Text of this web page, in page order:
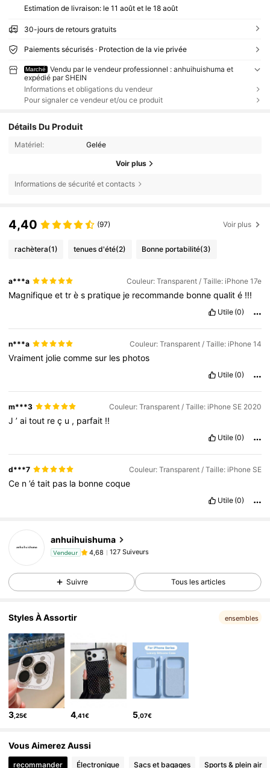
Estimation de livraison: le 11 août et le 18 août
30-jours de retours gratuits
Paiements sécurisés · Protection de la vie privée
Marché
Vendu par le vendeur professionnel : anhuihuishuma et
expédié par SHEIN
Informations et obligations du vendeur
Pour signaler ce vendeur et/ou ce produit
Détails Du Produit
Matériel: Gelée
Voir plus
Informations de sécurité et contacts
4,40 (97) Voir plus
rachètera(1) tenues d'été(2) Bonne portabilité(3)
a***a Couleur: Transparent / Taille: iPhone 17e
Magnifiqueettrès pratique je recommande bonnequalité !!!
Utile (0)
n***a Couleur: Transparent / Taille: iPhone 14
Vraiment joliecommesur les photos
Utile (0)
m***3 Couleur: Transparent / Taille: iPhone SE 2020
J’aitout reç u , parfait !!
Utile (0)
d***7 Couleur: Transparent / Taille: iPhone SE
Ce n’était pas la bonnecoque
Utile (0)
anhuihuishuma
Vendeur 4,68
127 Suiveurs
Suivre Tous les articles
Styles À Assortir ensembles
3 ,25€ 4 ,41€ 5,07€
Vous Aimerez Aussi
recommander Électronique Sacs et bagages Sports & plein air